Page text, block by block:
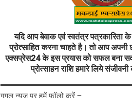
यदि आप बेवाक एवं स्वतंत्र पत्रकारिता
प्रोत्साहित करना चाहते है। तो आप अपनी
एक्सप्रेस24 के इस प्रयास को सफल बना
प्रोत्साहन राशि हमारे लिये
गूगल न्यूज़ पर हमें फॉलो करें –